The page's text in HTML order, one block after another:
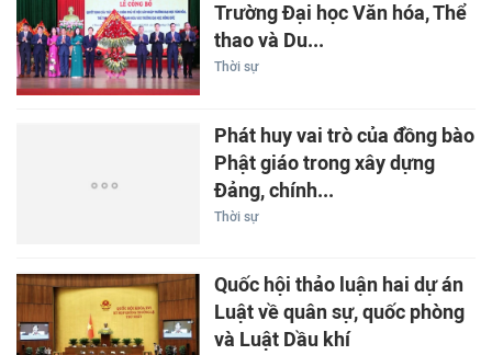
Trường Đại học Văn hóa, Thể
thao và Du...
Thời sự
Phát huy vai trò của đồng bào
Phật giáo trong xây dựng
Đảng, chính...
Thời sự
Quốc hội thảo luận hai dự án
Luật về quân sự, quốc phòng
và Luật Dầu khí